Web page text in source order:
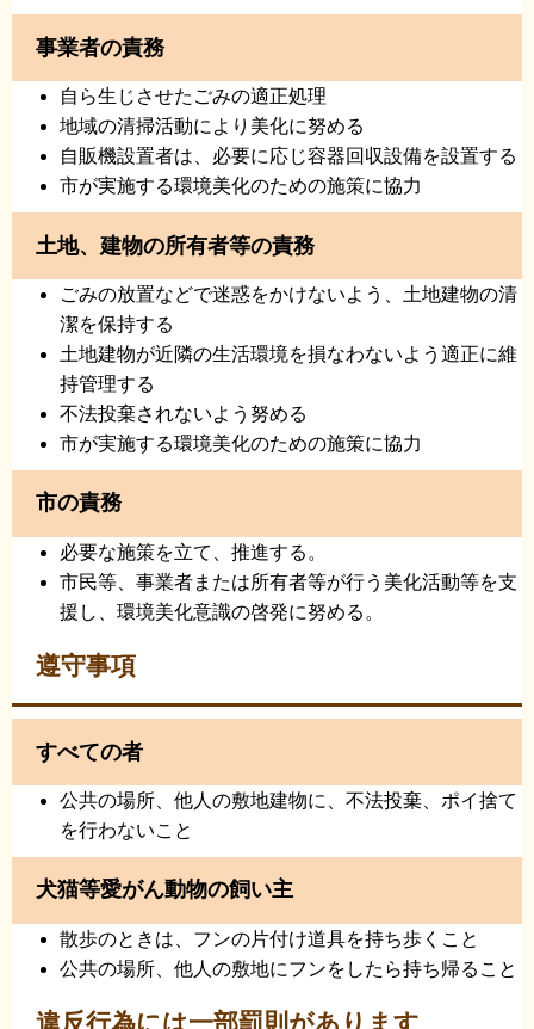
事業者の責務
自ら生じさせたごみの適正処理
地域の清掃活動により美化に努める
自販機設置者は、必要に応じ容器回収設備を設置する
市が実施する環境美化のための施策に協力
土地、建物の所有者等の責務
ごみの放置などで迷惑をかけないよう、土地建物の清
潔を保持する
土地建物が近隣の生活環境を損なわないよう適正に維
持管理する
不法投棄されないよう努める
市が実施する環境美化のための施策に協力
市の責務
必要な施策を立て、推進する。
市民等、事業者または所有者等が行う美化活動等を支
援し、環境美化意識の啓発に努める。
遵守事項
すべての者
公共の場所、他人の敷地建物に、不法投棄、ポイ捨て
を行わないこと
犬猫等愛がん動物の飼い主
散歩のときは、フンの片付け道具を持ち歩くこと
公共の場所、他人の敷地にフンをしたら持ち帰ること
違反行為には一部罰則があります